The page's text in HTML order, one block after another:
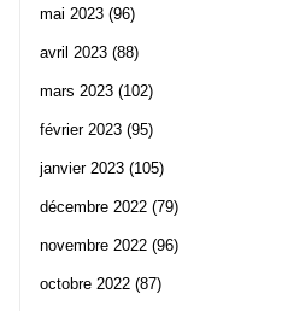
mai 2023 (96)
avril 2023 (88)
mars 2023 (102)
février 2023 (95)
janvier 2023 (105)
décembre 2022 (79)
novembre 2022 (96)
octobre 2022 (87)